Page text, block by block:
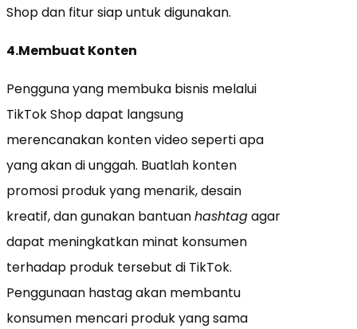
Shop dan fitur siap untuk digunakan.
4.Membuat Konten
Pengguna yang membuka bisnis melalui
TikTok Shop dapat langsung
merencanakan konten video seperti apa
yang akan di unggah. Buatlah konten
promosi produk yang menarik, desain
kreatif, dan gunakan bantuanhashtagagar
dapat meningkatkan minat konsumen
terhadap produk tersebut di TikTok.
Penggunaan hastag akan membantu
konsumen mencari produk yang sama